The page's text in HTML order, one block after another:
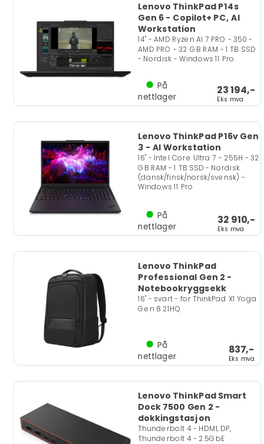
Lenovo ThinkPad P14s
Gen 6 - Copilot+ PC, AI
Workstation
14" - AMD Ryzen AI 7 PRO - 350 -
AMD PRO - 32 GB RAM - 1 TB SSD
- Nordisk - Windows 11 Pro
23 194,-
Eks mva
På
nettlager
Lenovo ThinkPad P16v Gen
3 - AI Workstation
16" - Intel Core Ultra 7 - 255H - 32
GB RAM - 1 TB SSD - Nordisk
(dansk/finsk/norsk/svensk) -
Windows 11 Pro
32 910,-
Eks mva
På
nettlager
Lenovo ThinkPad
Professional Gen 2 -
Notebookryggsekk
16" - svart - for ThinkPad X1 Yoga
Gen 8 21HQ
837,-
Eks mva
På
nettlager
Lenovo ThinkPad Smart
Dock 7500 Gen 2 -
dokkingstasjon
Thunderbolt 4 - HDMI, DP,
Thunderbolt 4 - 2.5GbE